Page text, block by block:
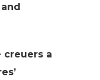
creuers a